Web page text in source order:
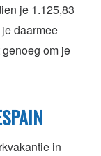
je 1.125,83
daarmee
om je
in